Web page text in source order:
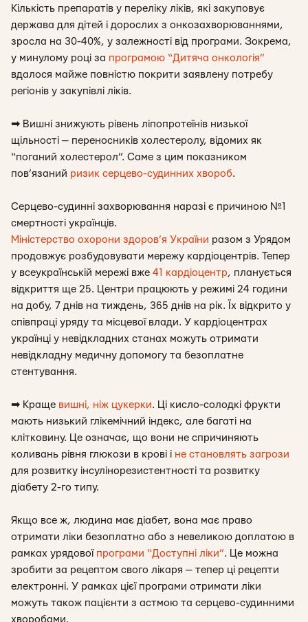
Кількість препаратів у переліку ліків, які закуповує
держава для дітей і дорослих з онкозахворюваннями,
зросла на 30-40%, у залежності від програми. Зокрема,
у минулому році за програмою “Дитяча онкологія”
вдалося майже повністю покрити заявлену потребу
регіонів у закупівлі ліків.
➡ Вишні знижують рівень ліпопротеїнів низької
щільності — переносників холестеролу, відомих як
“поганий холестерол”. Саме з цим показником
пов’язаний ризик серцево-судинних хвороб.
Серцево-судинні захворювання наразі є причиною №1
смертності українців.
Міністерство охорони здоров’я України разом з Урядом
продовжує розбудовувати мережу кардіоцентрів. Тепер
у всеукраїнській мережі вже 41 кардіоцентр, планується
відкриття ще 25. Центри працюють у режимі 24 години
на добу, 7 днів на тиждень, 365 днів на рік. Їх відкрито у
співпраці уряду та місцевої влади. У кардіоцентрах
українці у невідкладних станах можуть отримати
невідкладну медичну допомогу та безоплатне
стентування.
➡ Краще вишні, ніж цукерки. Ці кисло-солодкі фрукти
мають низький глікемічний індекс, але багаті на
клітковину. Це означає, що вони не спричиняють
коливань рівня глюкози в крові і не становлять загрози
для розвитку інсулінорезистентності та розвитку
діабету 2-го типу.
Якщо все ж, людина має діабет, вона має право
отримати ліки безоплатно або з невеликою доплатою в
рамках урядової програми “Доступні ліки”. Це можна
зробити за рецептом свого лікаря — тепер ці рецепти
електронні. У рамках цієї програми отримати ліки
можуть також пацієнти з астмою та серцево-судинними
хворобами.